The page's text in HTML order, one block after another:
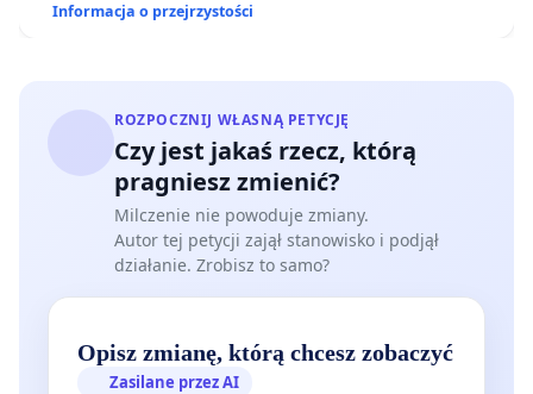
Informacja o przejrzystości
ROZPOCZNIJ WŁASNĄ PETYCJĘ
Czy jest jakaś rzecz, którą
pragniesz zmienić?
Milczenie nie powoduje zmiany.
Autor tej petycji zajął stanowisko i podjął
działanie. Zrobisz to samo?
Opisz zmianę, którą chcesz zobaczyć
Zasilane przez AI